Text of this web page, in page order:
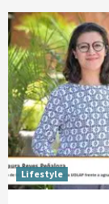
Lifestyle